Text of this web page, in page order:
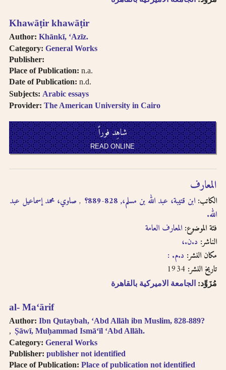
Khawāṭir khawāṭir
Author: Khānkī, ʻAzīz.
Category: General Works
Publisher:
Place of Publication: n.a.
Date of Publication: n.d.
Subjects: Arabic essays
Provider: The American University in Cairo
شاهِد فوراً
READ ONLINE
al- Maʻārif
Author: Ibn Qutaybah, ʻAbd Allāh ibn Muslim, 828-889?
Ṣāwī, Muḥammad Ismāʻīl ʻAbd Allāh.
Category: General Works
Publisher: publisher not identified
Place of Publication: Place of publication not identified
المعارف
الكاتب: ابن قتيبة، عبد الله بن مسلم،, 828-889؟
صاوي، محمد إسماعيل عبد
الله.
فئة الموضوع: المعارف العامة
الناشر: د.ن.،
مكان النشر: د.م. :
تاريخ النشر:
مُزَوِّد: الجامعة الاميركية بالقاهرة